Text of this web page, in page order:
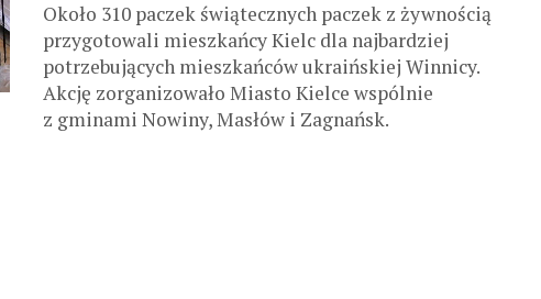
Około 310 paczek świątecznych paczek z żywnością
przygotowali mieszkańcy Kielc dla najbardziej
potrzebujących mieszkańców ukraińskiej Winnicy.
Akcję zorganizowało Miasto Kielce wspólnie
z gminami Nowiny, Masłów i Zagnańsk.